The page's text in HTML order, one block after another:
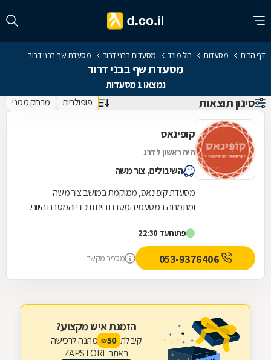
דף הבית מסעדות תל מונד מסעדות בבני דרור מסעדת שף בבני דרור
מסעדת שף בבני דרור
נמצאו 1 מסעדות
סינון תוצאות פופולריות מרחק ממני
קופינאס
היה ראשון לדרג
השיבולים, צור משה
מסעדת קופינאס, ממוקמת במושב צור משה
ומתמחה במטעמי המטבח הים תיכוני והמטבח היווני.
עשירים וצבעוניים...
פתוחעד 22:30
מספר מקשר
הזמנת איש מקצוע?
קיבלת 50
₪ מתנה לרכישה
באתר ZAPSTORE